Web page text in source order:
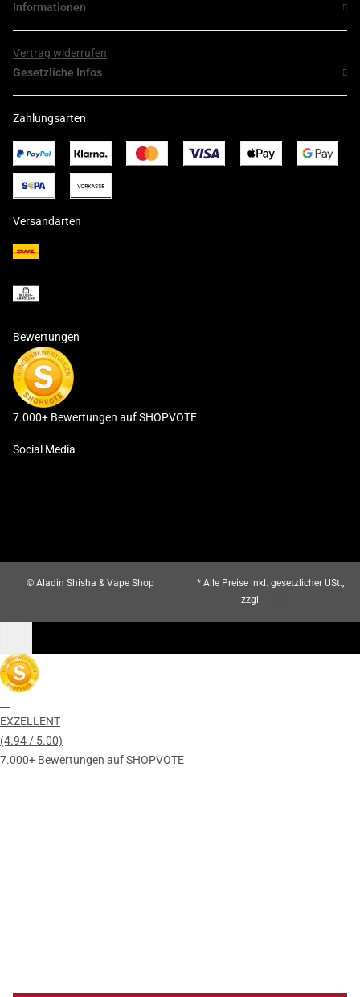
Informationen
Vertrag widerrufen
Gesetzliche Infos
Zahlungsarten
Versandarten
Bewertungen
7.000+ Bewertungen auf SHOPVOTE
Social Media
© Aladin Shisha & Vape Shop
* Alle Preise inkl. gesetzlicher USt.,
zzgl.
EXZELLENT
(4.94 / 5.00)
7.000+ Bewertungen auf SHOPVOTE